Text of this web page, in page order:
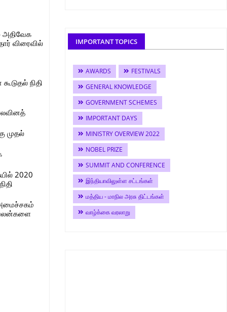
அதிவேக
விரைவில்
நிதி
முதல்
2020
பலன்களை
IMPORTANT TOPICS
AWARDS
FESTIVALS
GENERAL KNOWLEDGE
GOVERNMENT SCHEMES
IMPORTANT DAYS
MINISTRY OVERVIEW 2022
NOBEL PRIZE
SUMMIT AND CONFERENCE
இந்தியாவிலுள்ள சட்டங்கள்
மத்திய - மாநில அரசு திட்டங்கள்
வாழ்க்கை வரலாறு